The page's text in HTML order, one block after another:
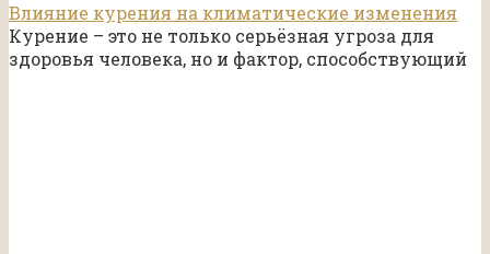
Влияние курения на климатические изменения
Курение – это не только серьёзная угроза для
здоровья человека, но и фактор, способствующий